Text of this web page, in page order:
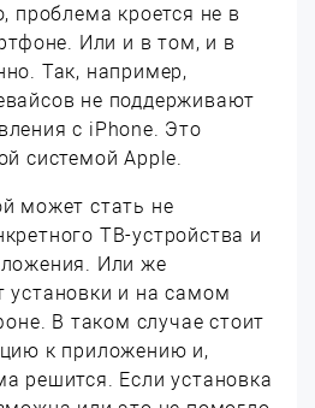
проблема кроется не в
Или и в том, и в
Так, например,
не поддерживают
с iPhone. Это
системой Apple.
может стать не
ТВ-устройства и
Или же
установки и на самом
В таком случае стоит
к приложению и,
решится. Если установка